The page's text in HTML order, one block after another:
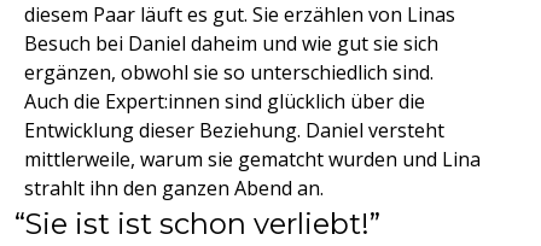
diesem Paar läuft es gut. Sie erzählen von Linas
Besuch bei Daniel daheim und wie gut sie sich
ergänzen, obwohl sie so unterschiedlich sind.
Auch die Expert:innen sind glücklich über die
Entwicklung dieser Beziehung. Daniel versteht
mittlerweile, warum sie gematcht wurden und Lina
strahlt ihn den ganzen Abend an.
Sie ist ist schon verliebt!